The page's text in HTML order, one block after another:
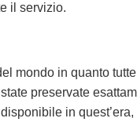
il servizio.
mondo in quanto
preservate
in